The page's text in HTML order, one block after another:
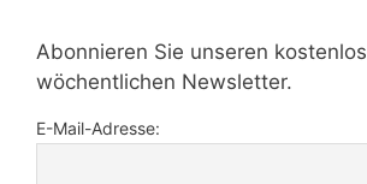
Abonnieren Sie unseren
wöchentlichen Newsletter.
E-Mail-Adresse: